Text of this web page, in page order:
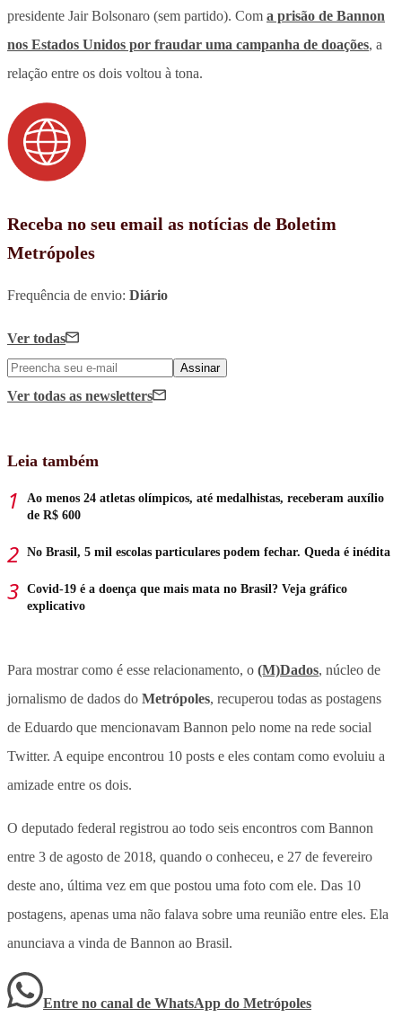
presidente Jair Bolsonaro (sem partido). Com a prisão de Bannon
nos Estados Unidos por fraudar uma campanha de doações, a
relação entre os dois voltou à tona.
Receba no seu email as notícias de Boletim
Metrópoles
Frequência de envio: Diário
Ver todas
Assinar
Ver todas as newsletters
Leia também
Ao menos 24 atletas olímpicos, até medalhistas, receberam auxílio
de R$ 600
No Brasil, 5 mil escolas particulares podem fechar. Queda é inédita
Covid-19 é a doença que mais mata no Brasil? Veja gráfico
explicativo
Para mostrar como é esse relacionamento, o (M)Dados, núcleo de
jornalismo de dados do Metrópoles, recuperou todas as postagens
de Eduardo que mencionavam Bannon pelo nome na rede social
Twitter. A equipe encontrou 10 posts e eles contam como evoluiu a
amizade entre os dois.
O deputado federal registrou ao todo seis encontros com Bannon
entre 3 de agosto de 2018, quando o conheceu, e 27 de fevereiro
deste ano, última vez em que postou uma foto com ele. Das 10
postagens, apenas uma não falava sobre uma reunião entre eles. Ela
anunciava a vinda de Bannon ao Brasil.
Entre no canal de WhatsApp do Metrópoles